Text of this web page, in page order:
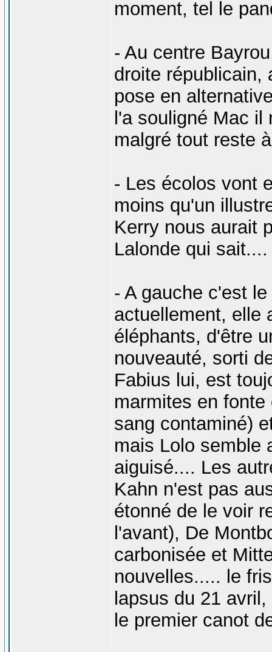
moment, tel le
- Au centre
droite républicain,
pose en
l'a souligné Mac
malgré tout reste
- Les écolos vont
moins qu'un
Kerry nous aurait
Lalonde qui sait....
- A gauche c'est
actuellement, elle
éléphants, d'être
nouveauté, sorti
Fabius lui, est
marmites en
sang contaminé)
mais Lolo semble
aiguisé.... Les
Kahn n'est pas
étonné de le voir
l'avant), De
carbonisée et
nouvelles..... le
lapsus du 21
le premier canot